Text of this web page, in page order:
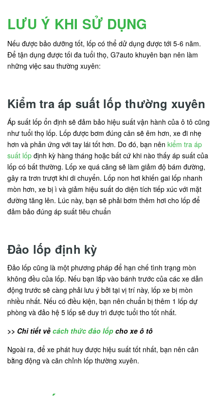
LƯU Ý KHI SỬ DỤNG
Nếu được bảo dưỡng tốt, lốp có thể dử dụng được tới 5-6 năm.
Để tận dụng được tối đa tuổi thọ, G7auto khuyên bạn nên làm
những việc sau thường xuyên:
Kiểm tra áp suất lốp thường xuyên
Áp suất lốp ổn định sẽ đảm bảo hiệu suất vận hành của ô tô cũng
như tuổi thọ lốp. Lốp được bơm đúng cân sẽ êm hơn, xe đi nhẹ
hơn và phản ứng với tay lái tốt hơn. Do đó, bạn nên kiểm tra áp
suất lốp định kỳ hàng tháng hoặc bất cứ khi nào thấy áp suất của
lốp có bất thường. Lốp xe quá căng sẽ làm giảm độ bám đường,
gây ra trơn trượt khi di chuyển. Lốp non hơi khiến gai lốp nhanh
mòn hơn, xe bị ì và giảm hiệu suất do diện tích tiếp xúc với mặt
đường tăng lên. Lúc này, bạn sẽ phải bơm thêm hơi cho lốp để
đảm bảo đúng áp suất tiêu chuẩn
Đảo lốp định kỳ
Đảo lốp cũng là một phương pháp để hạn chế tình trạng mòn
không đều của lốp. Nếu bạn lắp vào bánh trước của các xe dẫn
động trước sẽ càng phải lưu ý bởi tại vị trí này, lốp xe bị mòn
nhiều nhất. Nếu có điều kiện, bạn nên chuẩn bị thêm 1 lốp dự
phòng và đảo hệ 5 lốp sẽ duy trì được tuổi tho tốt nhất.
>> Chi tiết về cách thức đảo lốp cho xe ô tô
Ngoài ra, để xe phát huy được hiệu suất tốt nhất, bạn nên cân
bằng động và căn chỉnh lốp thường xuyên.